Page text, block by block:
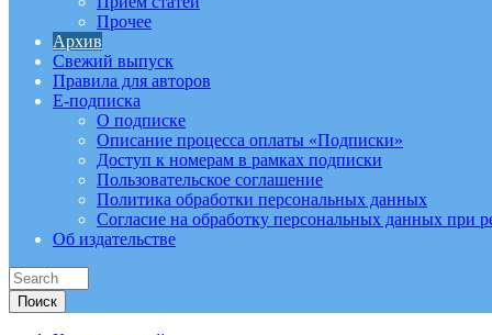
Прочее
Архив
Свежий выпуск
Правила для авторов
E-подписка
О подписке
Описание процесса оплаты «Подписки»
Доступ к номерам в рамках подписки
Пользовательское соглашение
Политика обработки персональных данных
Согласие на обработку персональных данных при
Об издательстве